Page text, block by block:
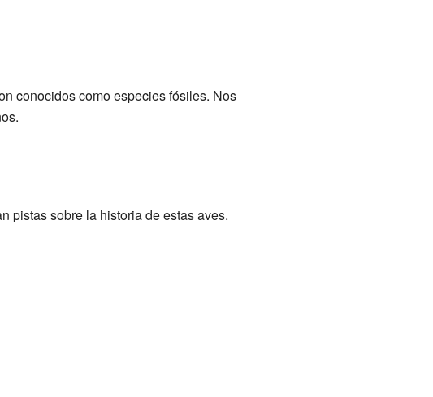
conocidos como especies fósiles. Nos
pistas sobre la historia de estas aves.